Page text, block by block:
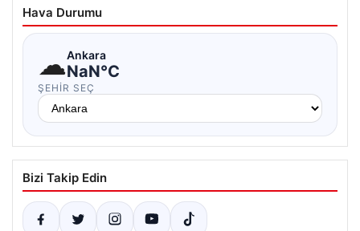
Hava Durumu
☁Ankara
NaN°C
ŞEHIR SEÇ
Bizi Takip Edin